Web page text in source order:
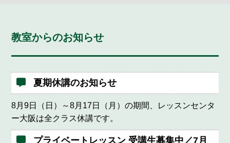
教室からのお知らせ
夏期休講のお知らせ
8月9日（日）～8月17日（月）の期間、レッスンセンタ
ー大阪は全クラス休講です。
プライベートレッスン 受講生募集中／7月